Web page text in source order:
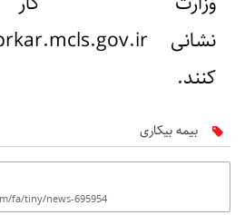
کنند.
بیمه بیکاری